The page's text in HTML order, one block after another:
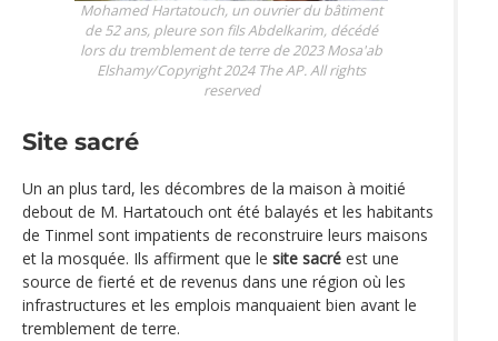
Mohamed Hartatouch, un ouvrier du bâtiment
de 52 ans, pleure son fils Abdelkarim, décédé
lors du tremblement de terre de 2023 Mosa'ab
Elshamy/Copyright 2024 The AP. All rights
reserved
Site sacré
Un an plus tard, les décombres de la maison à moitié
debout de M. Hartatouch ont été balayés et les habitants
de Tinmel sont impatients de reconstruire leurs maisons
et la mosquée. Ils affirment que le site sacré est une
source de fierté et de revenus dans une région où les
infrastructures et les emplois manquaient bien avant le
tremblement de terre.